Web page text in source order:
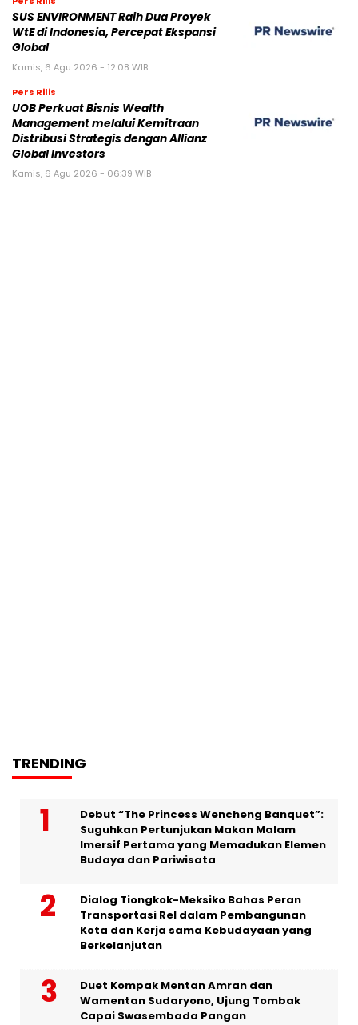
SUS ENVIRONMENT Raih Dua Proyek
WtE di Indonesia, Percepat Ekspansi
Global
Kamis, 6 Agu 2026 - 12:08 WIB
Pers Rilis
UOB Perkuat Bisnis Wealth
Management melalui Kemitraan
Distribusi Strategis dengan Allianz
Global Investors
Kamis, 6 Agu 2026 - 06:39 WIB
TRENDING
Debut “The Princess Wencheng Banquet”:
Suguhkan Pertunjukan Makan Malam
Imersif Pertama yang Memadukan Elemen
Budaya dan Pariwisata
Dialog Tiongkok-Meksiko Bahas Peran
Transportasi Rel dalam Pembangunan
Kota dan Kerja sama Kebudayaan yang
Berkelanjutan
Duet Kompak Mentan Amran dan
Wamentan Sudaryono, Ujung Tombak
Capai Swasembada Pangan